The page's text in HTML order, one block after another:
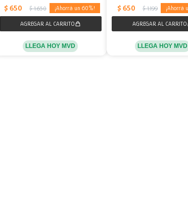
$ 650 $ 1.650 60
LLEGA HOY MVD
$ 650 $ 1.199
LLEGA HOY MVD